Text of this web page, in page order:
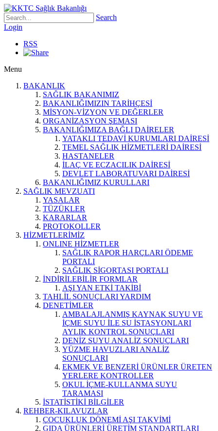
Search
Login
RSS
Menu
BAKANLIK
SAĞLIK BAKANIMIZ
BAKANLIĞIMIZIN TARİHÇESİ
MİSYON-VİZYON VE DEĞERLER
ORGANİZASYON ŞEMASI
BAKANLIĞIMIZA BAĞLI DAİRELER
YATAKLI TEDAVİ KURUMLARI DAİRESİ
TEMEL SAĞLIK HİZMETLERİ DAİRESİ
HASTANELER
İLAÇ VE ECZACILIK DAİRESİ
DEVLET LABORATUVARI DAİRESİ
BAKANLIĞIMIZ KURULLARI
SAĞLIK MEVZUATI
YASALAR
TÜZÜKLER
KARARLAR
PROTOKOLLER
HİZMETLERİMİZ
ONLINE HİZMETLER
SAĞLIK RAPOR HARÇLARI ÖDEME
PORTALI
SAĞLIK SİGORTASI PORTALI
İNDİRİLEBİLİR FORMLAR
AŞI YAN ETKİ TAKİBİ
TAHLİL SONUÇLARI YARDIM
DENETİMLER
AMBALAJLANMIŞ KAYNAK SUYU VE
İÇME SUYU İLE SU İSTASYONLARI
AYLIK KONTROL SONUÇLARI
DENİZ SUYU ANALİZ SONUÇLARI
YÜZME HAVUZLARI ANALİZ
SONUÇLARI
EKMEK VE BENZERİ ÜRÜNLER ÜRETEN
YERLERE KONTROLLER
OKUL İÇME-KULLANMA SUYU
TARAMASI
İSTATİSTİKİ BİLGİLER
REHBER-KILAVUZLAR
ÇOCUKLUK DÖNEMİ AŞI TAKVİMİ
GIDA ÜRÜNLERİ ÜRETİM STANDARTLARI